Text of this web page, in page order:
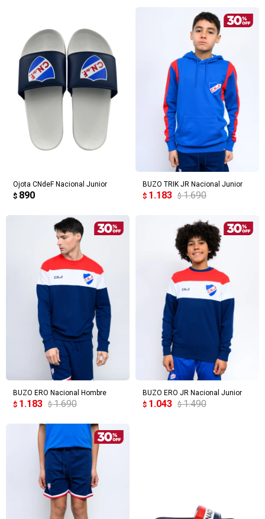
Ojota CNdeF Nacional Junior
$ 890
BUZO TRIK JR Nacional Junior
$ 1.183 $ 1.690
BUZO ERO Nacional Hombre
$ 1.183 $ 1.690
BUZO ERO JR Nacional Junior
$ 1.043 $ 1.490